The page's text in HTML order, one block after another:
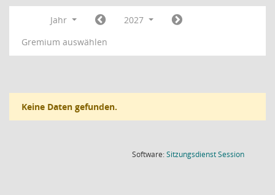
Jahr
2027
Gremium auswählen
Keine Daten gefunden.
Software:SitzungsdienstSession(Wird in